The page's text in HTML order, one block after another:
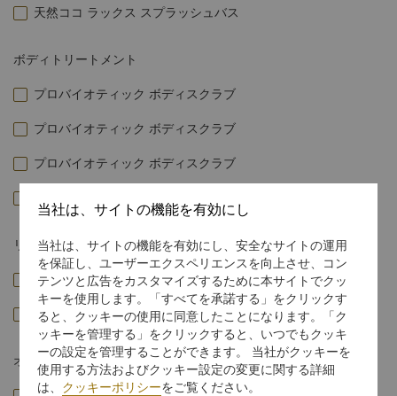
天然ココ ラックス スプラッシュバス
ボディトリートメント
プロバイオティック ボディスクラブ
プロバイオティック ボディスクラブ
プロバイオティック ボディスクラブ
リトリート
オプショナルトリートメント
当社は、サイトの機能を有効にし
当社は、サイトの機能を有効にし、安全なサイトの運用
を保証し、ユーザーエクスペリエンスを向上させ、コン
テンツと広告をカスタマイズするために本サイトでクッ
キーを使用します。「すべてを承諾する」をクリックす
ると、クッキーの使用に同意したことになります。「ク
ッキーを管理する」をクリックすると、いつでもクッキ
ーの設定を管理することができます。 当社がクッキーを
使用する方法およびクッキー設定の変更に関する詳細
は、 クッキーポリシーをご覧ください。